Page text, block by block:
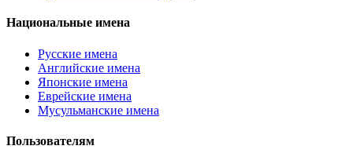
Национальные имена
Русские имена
Английские имена
Японские имена
Еврейские имена
Мусульманские имена
Пользователям